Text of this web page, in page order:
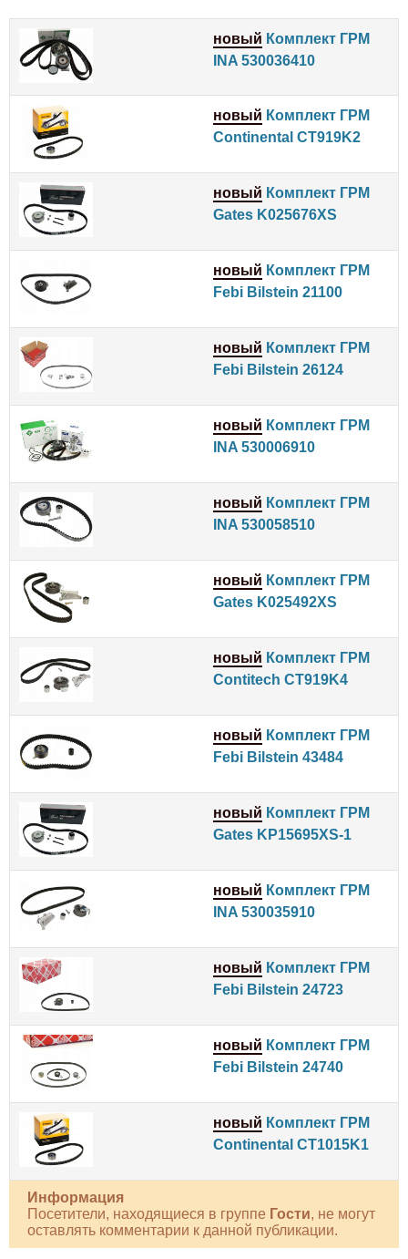
новый Комплект ГРМ
INA 530036410
новый Комплект ГРМ
Continental CT919K2
новый Комплект ГРМ
Gates K025676XS
новый Комплект ГРМ
Febi Bilstein 21100
новый Комплект ГРМ
Febi Bilstein 26124
новый Комплект ГРМ
INA 530006910
новый Комплект ГРМ
INA 530058510
новый Комплект ГРМ
Gates K025492XS
новый Комплект ГРМ
Contitech CT919K4
новый Комплект ГРМ
Febi Bilstein 43484
новый Комплект ГРМ
Gates KP15695XS-1
новый Комплект ГРМ
INA 530035910
новый Комплект ГРМ
Febi Bilstein 24723
новый Комплект ГРМ
Febi Bilstein 24740
новый Комплект ГРМ
Continental CT1015K1
Информация
Посетители, находящиеся в группе Гости, не могут
оставлять комментарии к данной публикации.